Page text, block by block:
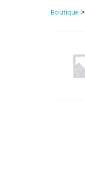
Boutique >